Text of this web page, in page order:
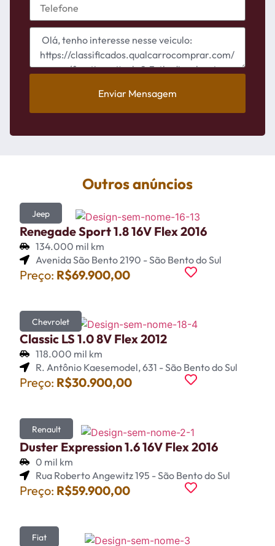
Enviar Mensagem
Outros anúncios
Jeep
Renegade Sport 1.8 16V Flex 2016
134.000 mil km
Avenida São Bento 2190 - São Bento do Sul
Preço: R$69.900,00
Chevrolet
Classic LS 1.0 8V Flex 2012
118.000 mil km
R. Antônio Kaesemodel, 631 - São Bento do Sul
Preço: R$30.900,00
Renault
Duster Expression 1.6 16V Flex 2016
0 mil km
Rua Roberto Angewitz 195 - São Bento do Sul
Preço: R$59.900,00
Fiat